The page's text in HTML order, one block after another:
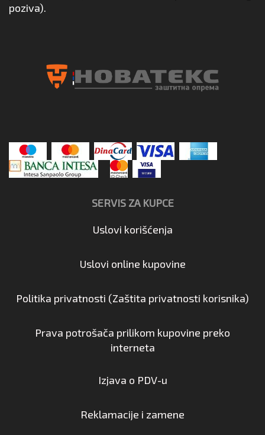
poziva).
SERVIS ZA KUPCE
Uslovi korišćenja
Uslovi online kupovine
Politika privatnosti (Zaštita privatnosti korisnika)
Prava potrošača prilikom kupovine preko
interneta
Izjava o PDV-u
Reklamacije i zamene